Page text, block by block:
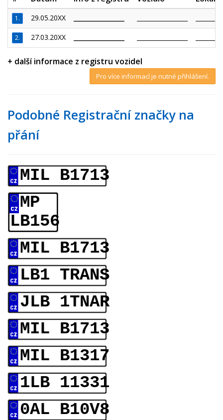
1. 29.05.20XX
2. 27.03.20XX
+ další informace z registru vozidel
Pro více informací je nutné přihlášení.
Podobné Registrační značky na
přání
MIL B1713
MP
LB156
MIL B1713
LB1 TRANS
JLB 1TNAR
MIL B1713
MIL B1317
1LB 11331
0AL B10V8